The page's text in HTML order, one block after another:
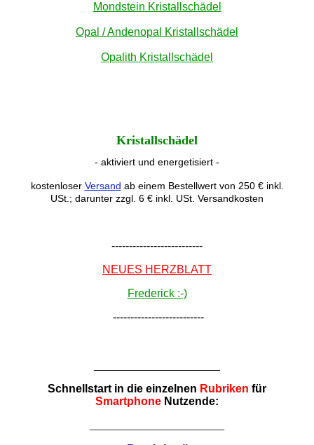
Mondstein Kristallschädel
Opal / Andenopal Kristallschädel
Opalith Kristallschädel
Kristallschädel
- aktiviert und energetisiert -
kostenloser Versand ab einem Bestellwert von 250 € inkl.
USt.; darunter zzgl. 6 € inkl. USt. Versandkosten
--------------------------
NEUES HERZBLATT
Frederick :-)
--------------------------
Schnellstart in die einzelnen Rubriken für
Smartphone Nutzende: